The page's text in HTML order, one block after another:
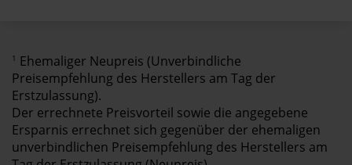
1 Ehemaliger Neupreis (Unverbindliche
Preisempfehlung des Herstellers am Tag der
Erstzulassung).
Der errechnete Preisvorteil sowie die angegebene
Ersparnis errechnet sich gegenüber der ehemaligen
unverbindlichen Preisempfehlung des Herstellers am